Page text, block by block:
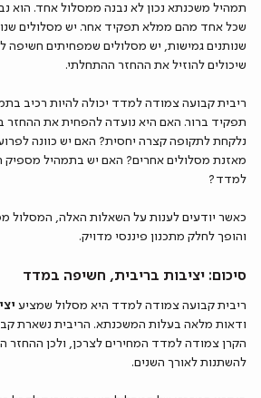
תמהיל משכנתא נכון לא נבנה ממסלול אחד. הוא
שכל אחד מהם ממלא תפקיד אחר. יש מסלולים
שנותנים גמישות, יש מסלולים שמפחיתים חשיפה
שיכולים להוזיל את ההחזר ההתחלתי.
ריבית קבועה צמודה למדד יכולה להיות רכיב
תפקיד ברור. האם היא נועדה להפחית את
נלקחת לתקופה קצרה יחסית? האם יש כוונה
מאזנת מסלולים אחרים? האם יש בתמהיל מספיק
למדד?
כאשר יודעים לענות על השאלות האלה, המסלול
והופך לחלק מתכנון פיננסי מדויק.
סיכום: יציבות בריבית, חשיפה במדד
ריבית קבועה צמודה למדד היא מסלול שמציע
ודאות מלאה בעלות המשכנתא. הריבית נשארת
הקרן צמודה למדד המחירים לצרכן, ולכן ההחזר
להשתנות לאורך השנים.